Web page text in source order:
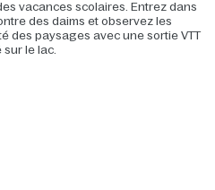
vacances scolaires. Entrez dans
des daims et observez les
des paysages avec une sortie VTT
le lac.